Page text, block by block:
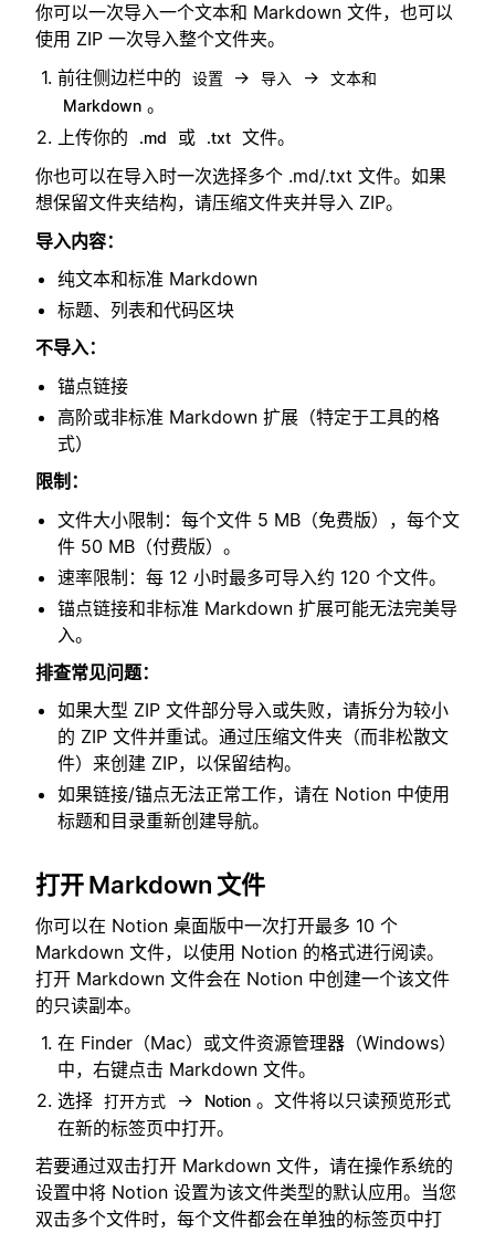
你可以一次导入一个文本和 Markdown 文件，也可以
使用 ZIP 一次导入整个文件夹。
前往侧边栏中的
设置 → 导入 →
文本和
Markdown 。
上传你的
.md 或 .txt 文件。
你也可以在导入时一次选择多个 .md/.txt 文件。如果
想保留文件夹结构，请压缩文件夹并导入 ZIP。
导入内容：
纯文本和标准 Markdown
标题、列表和代码区块
不导入：
锚点链接
高阶或非标准 Markdown 扩展（特定于工具的格
式）
限制：
文件大小限制：每个文件 5 MB（免费版），每个文
件 50 MB（付费版）。
速率限制：每 12 小时最多可导入约 120 个文件。
锚点链接和非标准 Markdown 扩展可能无法完美导
入。
排查常见问题：
如果大型 ZIP 文件部分导入或失败，请拆分为较小
的 ZIP 文件并重试。通过压缩文件夹（而非松散文
件）来创建 ZIP，以保留结构。
如果链接/锚点无法正常工作，请在 Notion 中使用
标题和目录重新创建导航。
打开 Markdown 文件
你可以在 Notion 桌面版中一次打开最多 10 个
Markdown 文件，以使用 Notion 的格式进行阅读。
打开 Markdown 文件会在 Notion 中创建一个该文件
的只读副本。
在 Finder（Mac）或文件资源管理器（Windows）
中，右键点击 Markdown 文件。
选择 打开方式 → Notion 。文件将以只读预览形式
在新的标签页中打开。
若要通过双击打开 Markdown 文件，请在操作系统的
设置中将 Notion 设置为该文件类型的默认应用。当您
双击多个文件时，每个文件都会在单独的标签页中打